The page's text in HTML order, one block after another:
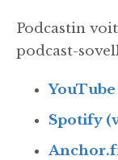
Podcastin
podcast-
Spotify